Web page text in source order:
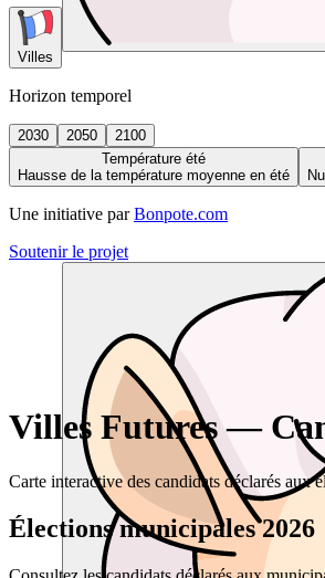
Villes
Horizon temporel
2030 2050
2100
Température été
Hausse de la température moyenne en été
Une initiative par Bonpote.com
Soutenir le projet
Villes Futures —
Carte interactive des candidats déclarés aux
Élections municipales 2026